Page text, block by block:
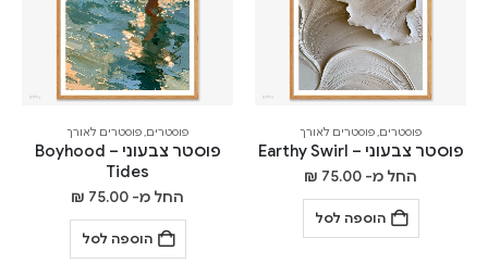
פוסטרים,פוסטרים לאורך
פוסטר צבעוני – Earthy Swirl
החל מ- ₪ 75.00
הוספה לסל
פוסטרים,פוסטרים לאורך
פוסטר צבעוני – Boyhood
Tides
החל מ- ₪ 75.00
הוספה לסל